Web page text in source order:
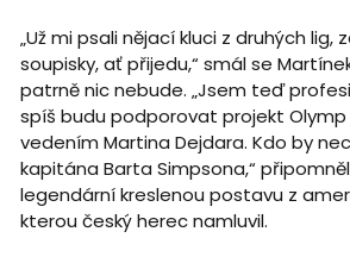
„Už mi psali nějací kluci z druhých lig,
soupisky, ať přijedu,“ smál se
patrně nic nebude. „Jsem teď
spíš budu podporovat projekt Olymp
vedením Martina Dejdara. Kdo by
kapitána Barta Simpsona,“
legendární kreslenou postavu z
kterou český herec namluvil.